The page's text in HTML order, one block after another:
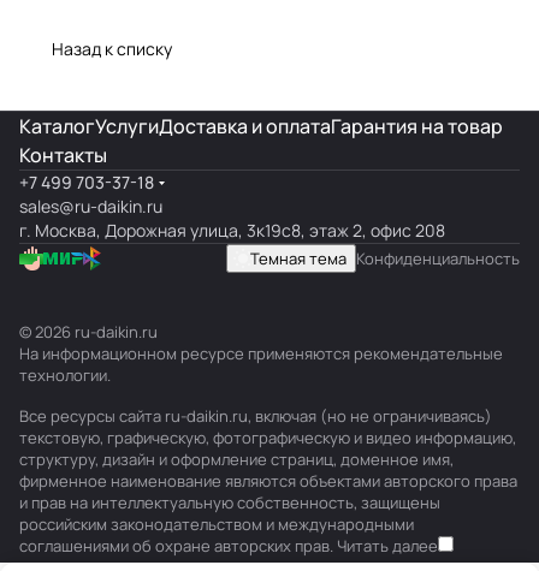
Назад к списку
КаталогУслугиДоставка и оплатаГарантия на товар
Контакты
+7 499 703-37-18
sales@ru-daikin.ru
г. Москва, Дорожная улица, 3к19с8, этаж 2, офис 208
Темная тема Конфиденциальность
© 2026 ru-daikin.ru
На информационном ресурсе применяются рекомендательные
технологии.
Все ресурсы сайта ru-daikin.ru, включая (но не ограничиваясь)
текстовую, графическую, фотографическую и видео информацию,
структуру, дизайн и оформление страниц, доменное имя,
фирменное наименование являются объектами авторского права
и прав на интеллектуальную собственность, защищены
российским законодательством и международными
соглашениями об охране авторских прав. Читать далее